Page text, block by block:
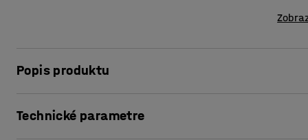
Popis produktu
kanistre. Adaptér je vyrobený z odolného plastu.
Technické parametre